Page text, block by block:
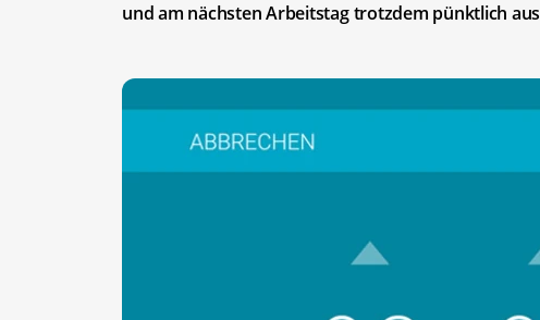
und am nächsten Arbeitstag trotzdem pünktlich